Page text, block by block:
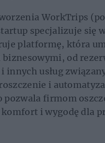
WorkTrips
specjalizuje się
platformę, która
biznesowymi, od
usług
i
pozwala firmom
i wygodę dla